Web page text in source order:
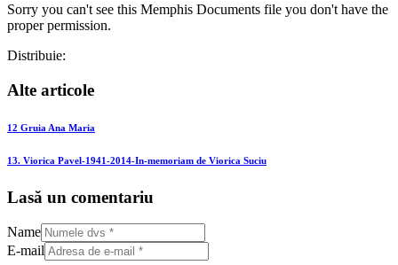
Sorry you can't see this Memphis Documents file you don't have the
proper permission.
Distribuie:
Alte articole
12 Gruia Ana Maria
13. Viorica Pavel-1941-2014-In-memoriam de Viorica Suciu
Lasă un comentariu
Name
E-mail